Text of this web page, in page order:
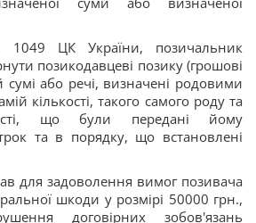
1049 ЦК України, позичальник
позикодавцеві позику (грошові
сумі або речі, визначені родовими
кількості, такого самого роду та
що були передані йому
та в порядку, що встановлені
для задоволення вимог позивача
шкоди у розмірі 50000 грн.,
договірних зобов'язань